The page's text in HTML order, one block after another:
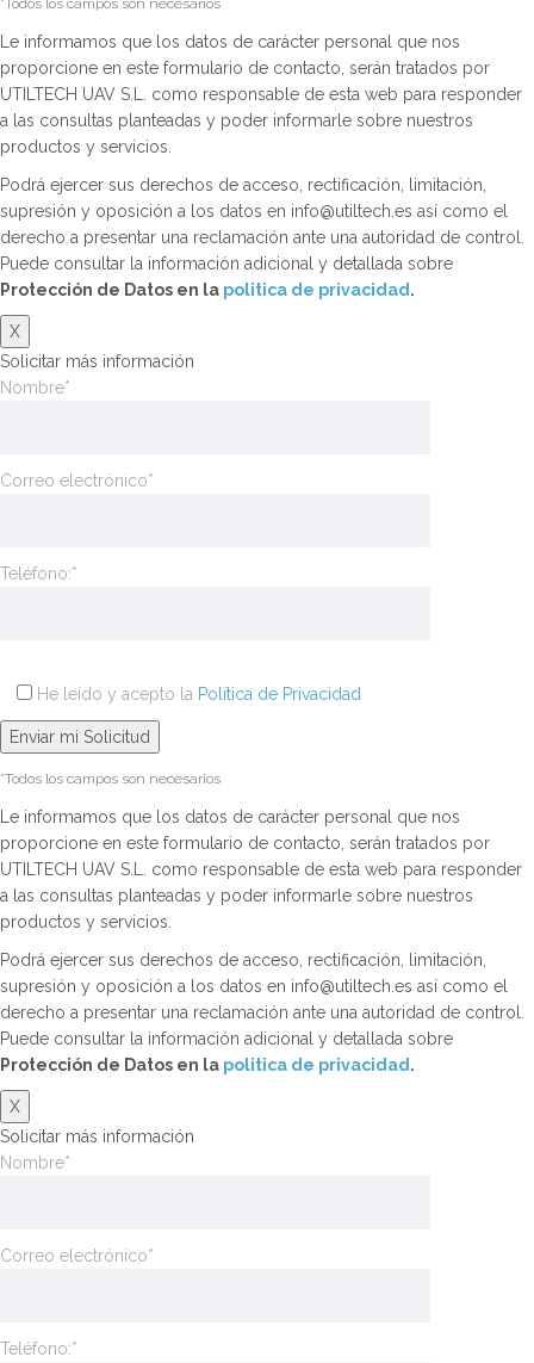
*Todos los campos son necesarios
Le informamos que los datos de carácter personal que nos
proporcione en este formulario de contacto, serán tratados por
UTILTECH UAV S.L. como responsable de esta web para responder
a las consultas planteadas y poder informarle sobre nuestros
productos y servicios.
Podrá ejercer sus derechos de acceso, rectificación, limitación,
supresión y oposición a los datos en info@utiltech.es así como el
derecho a presentar una reclamación ante una autoridad de control.
Puede consultar la información adicional y detallada sobre
Protección de Datos en la politica de privacidad .
X
Solicitar más información
Nombre*
Correo electrónico*
Teléfono:*
He leído y acepto la Política de Privacidad
*Todos los campos son necesarios
Le informamos que los datos de carácter personal que nos
proporcione en este formulario de contacto, serán tratados por
UTILTECH UAV S.L. como responsable de esta web para responder
a las consultas planteadas y poder informarle sobre nuestros
productos y servicios.
Podrá ejercer sus derechos de acceso, rectificación, limitación,
supresión y oposición a los datos en info@utiltech.es así como el
derecho a presentar una reclamación ante una autoridad de control.
Puede consultar la información adicional y detallada sobre
Protección de Datos en la politica de privacidad .
X
Solicitar más información
Nombre*
Correo electrónico*
Teléfono:*